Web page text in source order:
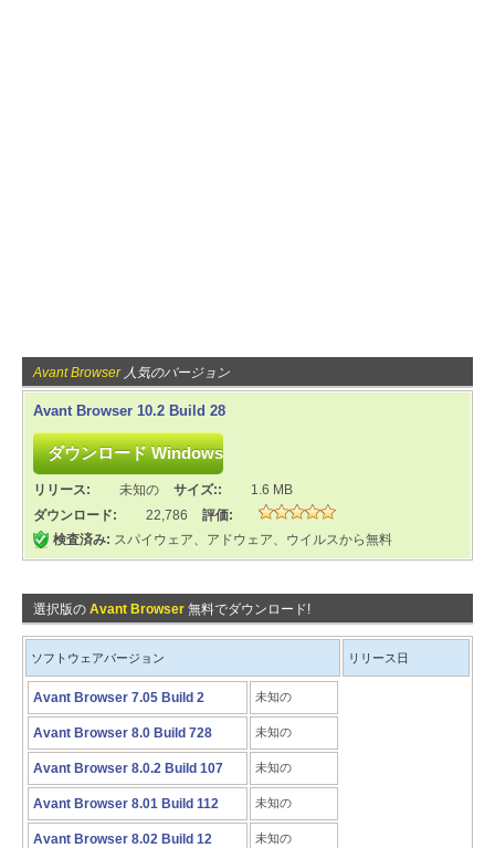
Avant Browser人気のバージョン
Avant Browser 10.2 Build 28
リリース: 未知の サイズ::
1.6 MB
ダウンロード:
22,786
評価:
検査済み: スパイウェア、アドウェア、ウイルスから無料
選択版の Avant Browser 無料でダウンロード!
ソフトウェアバージョン リリース日
Avant Browser 7.05 Build 2 未知の
Avant Browser 8.0 Build 728 未知の
Avant Browser 8.0.2 Build 107 未知の
Avant Browser 8.01 Build 112 未知の
Avant Browser 8.02 Build 12 未知の